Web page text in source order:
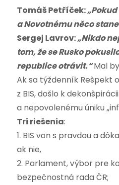
Tomáš Petříček:
a Novotnému něco
Sergej Lavrov:„Nikdo
tom, že se Rusko
republice otrávit.“Mal
Ak sa týždenník Rešpekt
z BIS, došlo k
a nepovolenému úniku
Tri riešenia:
1. BIS von s pravdou a
ak nie,
2. Parlament, výbor pre
bezpečnostná rada ČR;